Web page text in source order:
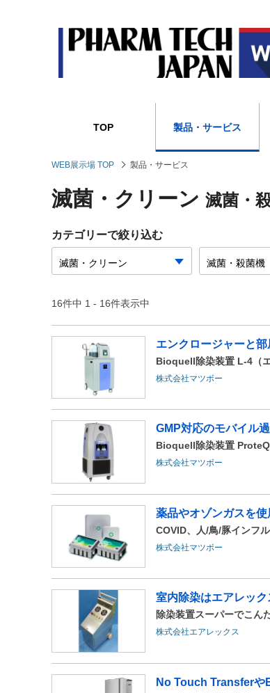
TOP 製品・サービス
WEB展示場 TOP 製品・サービス
滅菌・クリーン 滅菌・
カテゴリーで絞り込む
16件中 1 - 16件表示中
エンクロージャーと
Bioquell除染装置 L-4（エ
株式会社マツボー
GMP対応のモバイル
Bioquell除染装置 ProteQ
株式会社マツボー
薬品やオゾンガスを
COVID、人/鳥/豚インフ
株式会社マツボー
室内除染はエアレッ
除染装置スーパーでこん
株式会社エアレックス
No Touch Transferや